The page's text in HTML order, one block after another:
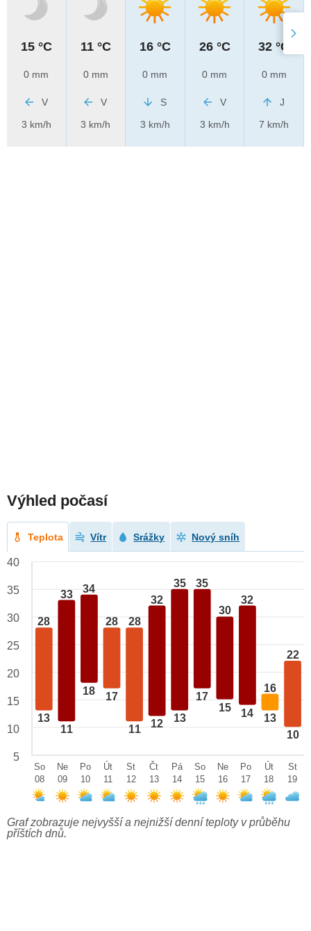
15 °C
0 mm
V
3 km/h
11 °C
0 mm
V
3 km/h
16 °C
0 mm
S
3 km/h
26 °C
0 mm
V
3 km/h
32 °C
0 mm
J
7 km/h
Výhled počasí
Teplota Vítr Srážky Nový sníh
28
13
33
11
34
18
28
17
28
11
32
12
35
13
35
17
30
15
32
14
16
13
22
10
40
35
30
25
20
15
10
5
So
08
Ne
09
Po
10
Út
11
St
12
Čt
13
Pá
14
So
15
Ne
16
Po
17
Út
18
St
19
Graf zobrazuje nejvyšší a nejnižší denní teploty v průběhu
příštích dnů.